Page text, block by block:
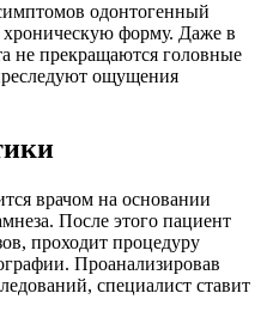
одонтогенный
хроническую форму. Даже в
не прекращаются головные
ощущения
врачом на основании
После этого пациент
проходит процедуру
Проанализировав
специалист ставит